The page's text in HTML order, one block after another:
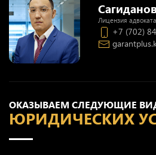
ОКАЗЫВАЕМ СЛЕДУЮЩИЕ
ЮРИДИЧЕСКИХ
Лицензия
+7 (702)